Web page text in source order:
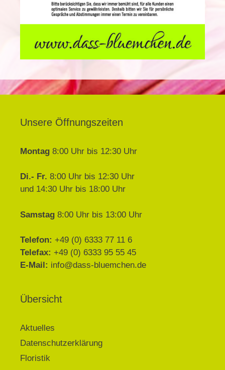
Unsere Öffnungszeiten
Montag 8:00 Uhr bis 12:30 Uhr
Di.- Fr. 8:00 Uhr bis 12:30 Uhr
und 14:30 Uhr bis 18:00 Uhr
Samstag 8:00 Uhr bis 13:00 Uhr
Telefon: +49 (0) 6333 77 11 6
Telefax: +49 (0) 6333 95 55 45
E-Mail: info@dass-bluemchen.de
Übersicht
Aktuelles
Datenschutzerklärung
Floristik